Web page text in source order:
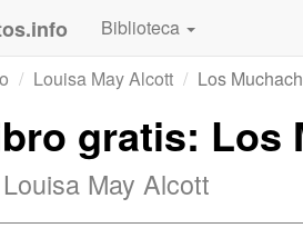
Biblioteca
Louisa May Alcott Los
gratis: Los
Louisa May Alcott